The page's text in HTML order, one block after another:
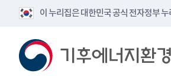
이 누리집은 대한민국 공식 전자정부